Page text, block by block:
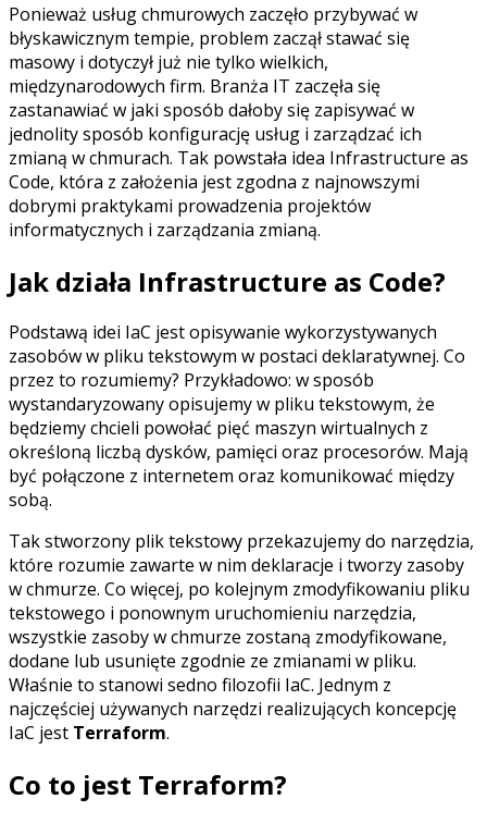
Ponieważ usług chmurowych zaczęło przybywać w
błyskawicznym tempie, problem zaczął stawać się
masowy i dotyczył już nie tylko wielkich,
międzynarodowych firm. Branża IT zaczęła się
zastanawiać w jaki sposób dałoby się zapisywać w
jednolity sposób konfigurację usług i zarządzać ich
zmianą w chmurach. Tak powstała idea Infrastructure as
Code, która z założenia jest zgodna z najnowszymi
dobrymi praktykami prowadzenia projektów
informatycznych i zarządzania zmianą.
Jak działa Infrastructure as Code?
Podstawą idei IaC jest opisywanie wykorzystywanych
zasobów w pliku tekstowym w postaci deklaratywnej. Co
przez to rozumiemy? Przykładowo: w sposób
wystandaryzowany opisujemy w pliku tekstowym, że
będziemy chcieli powołać pięć maszyn wirtualnych z
określoną liczbą dysków, pamięci oraz procesorów. Mają
być połączone z internetem oraz komunikować między
sobą.
Tak stworzony plik tekstowy przekazujemy do narzędzia,
które rozumie zawarte w nim deklaracje i tworzy zasoby
w chmurze. Co więcej, po kolejnym zmodyfikowaniu pliku
tekstowego i ponownym uruchomieniu narzędzia,
wszystkie zasoby w chmurze zostaną zmodyfikowane,
dodane lub usunięte zgodnie ze zmianami w pliku.
Właśnie to stanowi sedno filozofii IaC. Jednym z
najczęściej używanych narzędzi realizujących koncepcję
IaC jest Terraform.
Co to jest Terraform?